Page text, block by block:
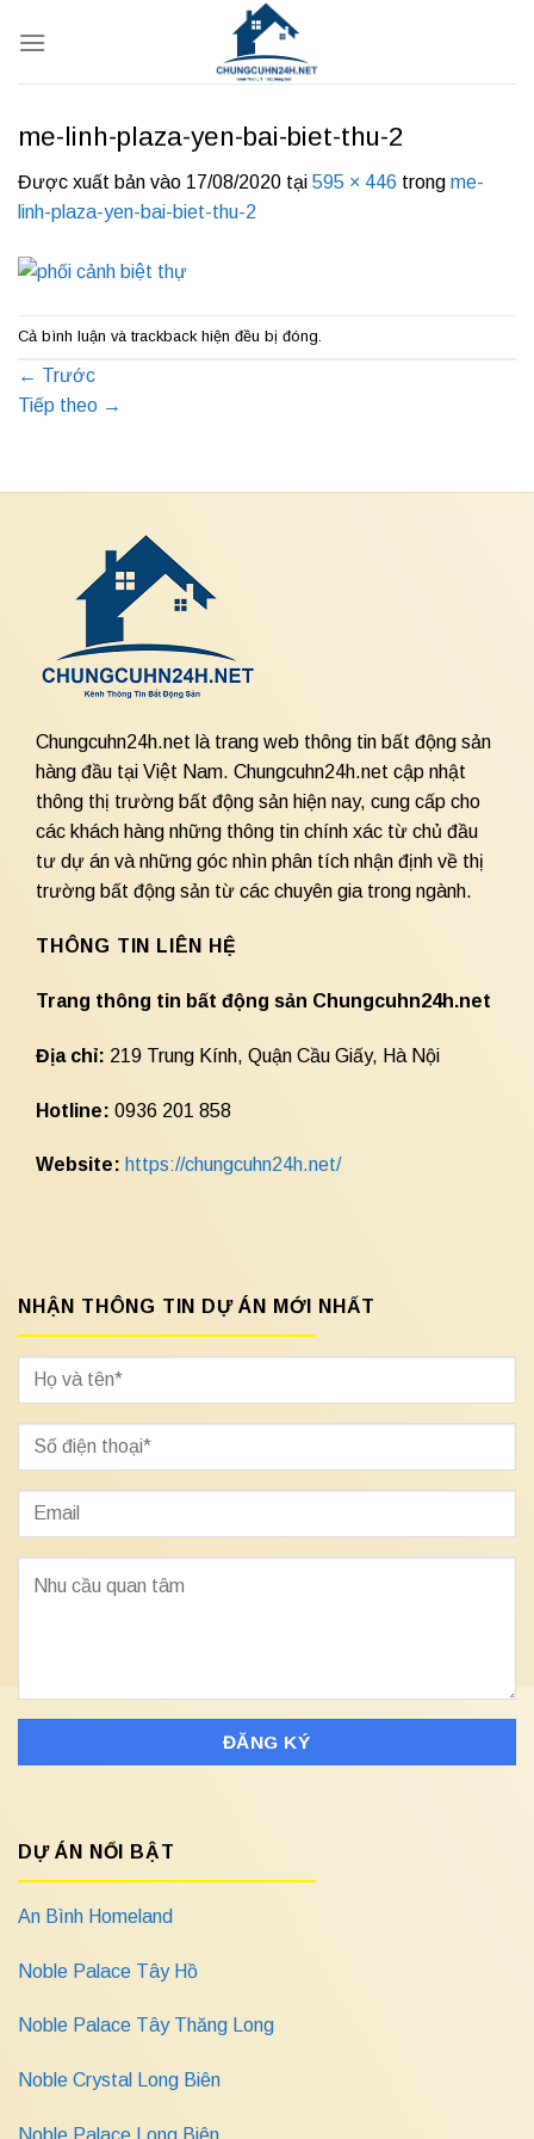
qua
me-linh-plaza-yen-bai-biet-thu-2
Được xuất bản vào 17/08/2020 tại 595 × 446 trong me-
linh-plaza-yen-bai-biet-thu-2
Cả bình luận và trackback hiện đều bị đóng.
← Trước
Tiếp theo →
Chungcuhn24h.net là trang web thông tin bất động sản
hàng đầu tại Việt Nam. Chungcuhn24h.net cập nhật
thông thị trường bất động sản hiện nay, cung cấp cho
các khách hàng những thông tin chính xác từ chủ đầu
tư dự án và những góc nhìn phân tích nhận định về thị
trường bất động sản từ các chuyên gia trong ngành.
THÔNG TIN LIÊN HỆ
Trang thông tin bất động sản Chungcuhn24h.net
Địa chỉ: 219 Trung Kính, Quận Cầu Giấy, Hà Nội
Hotline: 0936 201 858
Website: https://chungcuhn24h.net/
NHẬN THÔNG TIN DỰ ÁN MỚI NHẤT
DỰ ÁN NỔI BẬT
An Bình Homeland
Noble Palace Tây Hồ
Noble Palace Tây Thăng Long
Noble Crystal Long Biên
Noble Palace Long Biên